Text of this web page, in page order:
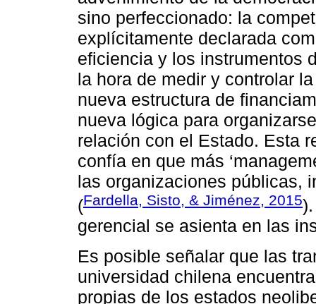
sino perfeccionado: la
explícitamente declarada
eficiencia y los instrumentos
la hora de medir y controlar
nueva estructura de
nueva lógica para
relación con el Estado. Esta
confía en que más
las organizaciones públicas,
(Fardella, Sisto, & Jiménez, 2015
gerencial se asienta en las
Es posible señalar que las
universidad chilena
propias de los estados